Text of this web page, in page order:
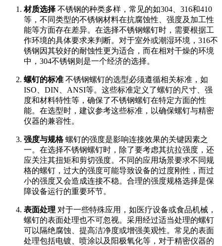
材质选择 不锈钢的种类多样，常见的如304、316和410
等，不同类型的不锈钢材料在抗腐蚀性、强度及加工性
能等方面存在差异。在选择不锈钢螺钉时，需要根据工
作环境的具体要求来判断。对于室外或潮湿环境，316不
锈钢因其较好的耐蚀性更为适合，而在相对干燥的环境
中，304不锈钢则是一个经济的选择。
螺钉的标准 不锈钢螺钉的选型必须遵循相关标准，如
ISO、DIN、ANSI等。这些标准定义了螺钉的尺寸、强
度和材料特性等，确保了不锈钢螺钉在特定方面的性
能。在选型时，建议参考这些标准，以确保螺钉与精密
仪器的兼容性。
强度与规格螺钉的强度是影响连接效果的关键因素之
一。在选择不锈钢螺钉时，除了要考虑其抗拉强度，还
应关注其扭矩和剪切强度。不同的应用场景要求不同规
格的螺钉，过大的强度可能导致设备的过度刚性，而过
小的强度又会造成连接不稳。合理的强度规格选择是保
障设备运行的重要环节。
表面处理 对于一些特殊应用，如医疗设备或食品机械，
螺钉的表面处理也不可忽视。采用经过适当处理的螺钉
可以隔绝腐蚀、提高洁净度或增强美观性。常见的表面
处理包括电镀、喷涂以及阳极氧化等，对于精密仪器的